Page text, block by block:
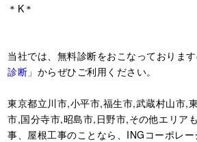
＊K＊
当社では、無料診断をおこなっておりま
診断」 からぜひご利用ください。
東京都立川市,小平市,福生市,武蔵村山市,
市,国分寺市,昭島市,日野市,その他エリア
事、屋根工事のことなら、INGコーポレ